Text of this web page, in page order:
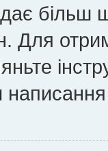
більш
Для